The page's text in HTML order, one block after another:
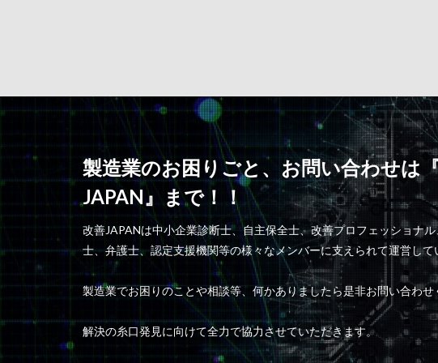
製造業のお困りごと、お問い合わせは
JAPAN』まで！！
改善JAPANは中小企業診断士、自主保全士、改善プロフェッショナ
士、弁護士、認定支援機関等の様々なメンバーに支えられて運営して
製造業でお困りのことや相談等、何かありましたら是非お問い合わせ
解決の糸口発見に向けて全力で協力させていただきます。